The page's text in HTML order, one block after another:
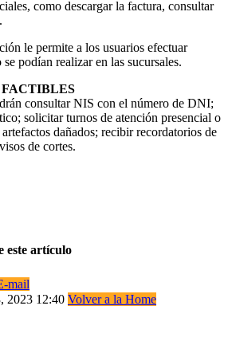
como descargar la factura, consultar
le permite a los usuarios efectuar
se podían realizar en las sucursales.
consultar NIS con el número de DNI;
solicitar turnos de atención presencial o
dañados; recibir recordatorios de
de cortes.
este artículo
mail
2023 12:40 Volver a la Home